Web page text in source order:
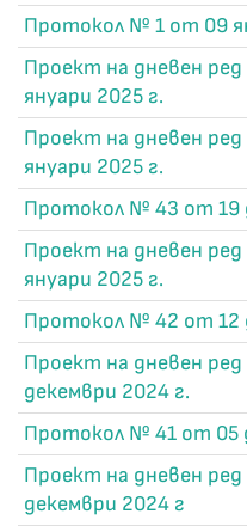
Протокол № 1 от 09
Проект на дневен ред
януари 2025 г.
Проект на дневен ред
януари 2025 г.
Протокол № 43 от 19
Проект на дневен
януари 2025 г.
Протокол № 42 от 12
Проект на дневен ред
декември 2024 г.
Протокол № 41 от 05
Проект на дневен ред
декември 2024 г